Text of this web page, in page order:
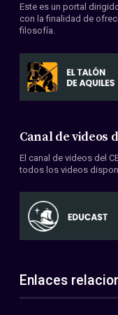
Convenios
Este es un portal
con la finalidad de
filosofía.
Canal de videos
El canal de videos del
todos los videos
Enlaces